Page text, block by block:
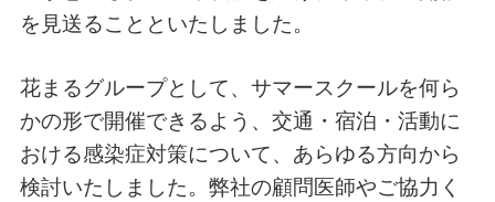
を見送ることといたしました。
花まるグループとして、サマースクールを何ら
かの形で開催できるよう、交通・宿泊・活動に
おける感染症対策について、あらゆる方向から
検討いたしました。弊社の顧問医師やご協力く